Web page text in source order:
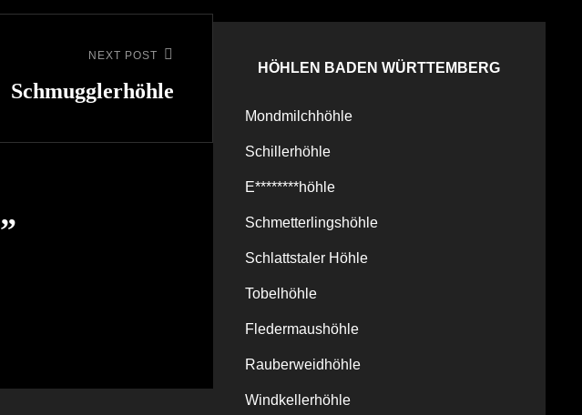
NEXT POST
Schmugglerhöhle
”
HÖHLEN BADEN WÜRTTEMBERG
Mondmilchhöhle
Schillerhöhle
E********höhle
Schmetterlingshöhle
Schlattstaler Höhle
Tobelhöhle
Fledermaushöhle
Rauberweidhöhle
Windkellerhöhle